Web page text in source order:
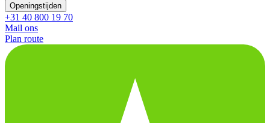
Openingstijden
+31 40 800 19 70
Mail ons
Plan route